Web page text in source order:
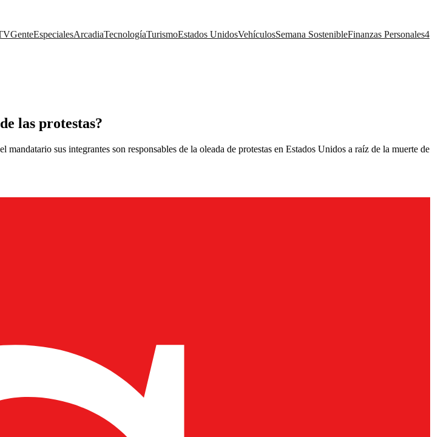
GenteEspecialesArcadiaTecnologíaTurismoEstados UnidosVehículosSemana SostenibleFinanzas Personales4
las protestas?
sus integrantes son responsables de la oleada de protestas en Estados Unidos a raíz de la muerte de